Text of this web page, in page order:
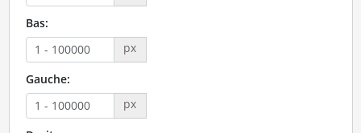
Bas:
px
Gauche:
px